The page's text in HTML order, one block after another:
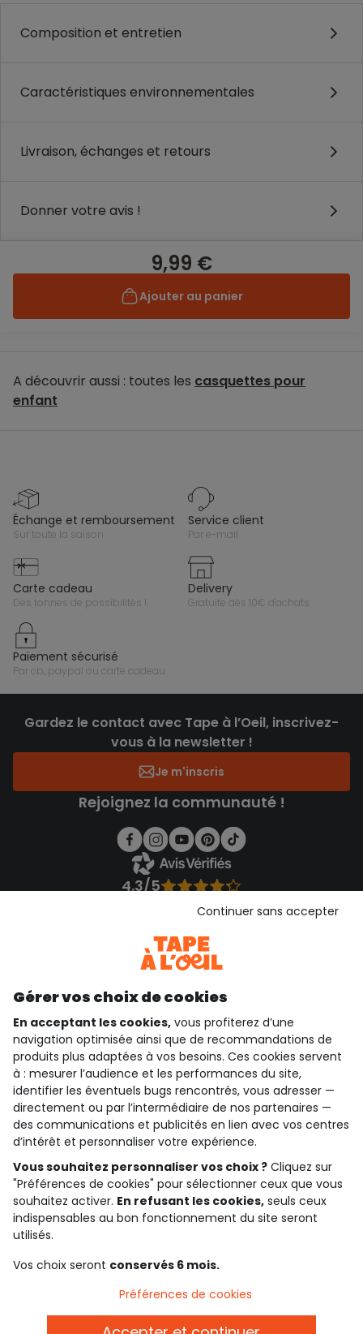
Composition et entretien
Caractéristiques environnementales
Livraison, échanges et retours
Donner votre avis !
9,99 €
Ajouter au panier
A découvrir aussi : toutes les casquettes pour
enfant
échange et remboursement
sur toute la saison
service client
par e-mail
carte cadeau
des tonnes de possibilités !
delivery
gratuite dès 10€ d'achats
paiement sécurisé
par cb, paypal ou carte cadeau
Gardez le contact avec Tape à l’Oeil, inscrivez-
vous à la newsletter !
Je m'inscris
Rejoignez la communauté !
4.3/5
Voir l’attestation de confiance
Téléchargez notre application
Découvrir notre application
qui sommes-nous ?
besoin d'aide ?
le club fidélité
notre catalogue
Conditions générales de ventes et d'utilisation
Politique de confidentialité
Cookies et données personnelles
Paramètres des cookies
Gérer vos choix de cookies
En acceptant les cookies, vous profiterez d’une
navigation optimisée ainsi que de recommandations de
produits plus adaptées à vos besoins. Ces cookies servent
à : mesurer l’audience et les performances du site,
identifier les éventuels bugs rencontrés, vous adresser —
directement ou par l’intermédiaire de nos partenaires —
des communications et publicités en lien avec vos centres
d’intérêt et personnaliser votre expérience.
Vous souhaitez personnaliser vos choix ? Cliquez sur
"Préférences de cookies" pour sélectionner ceux que vous
souhaitez activer. En refusant les cookies, seuls ceux
indispensables au bon fonctionnement du site seront
utilisés.
Vos choix seront conservés 6 mois.
Continuer sans accepter
Préférences de cookies